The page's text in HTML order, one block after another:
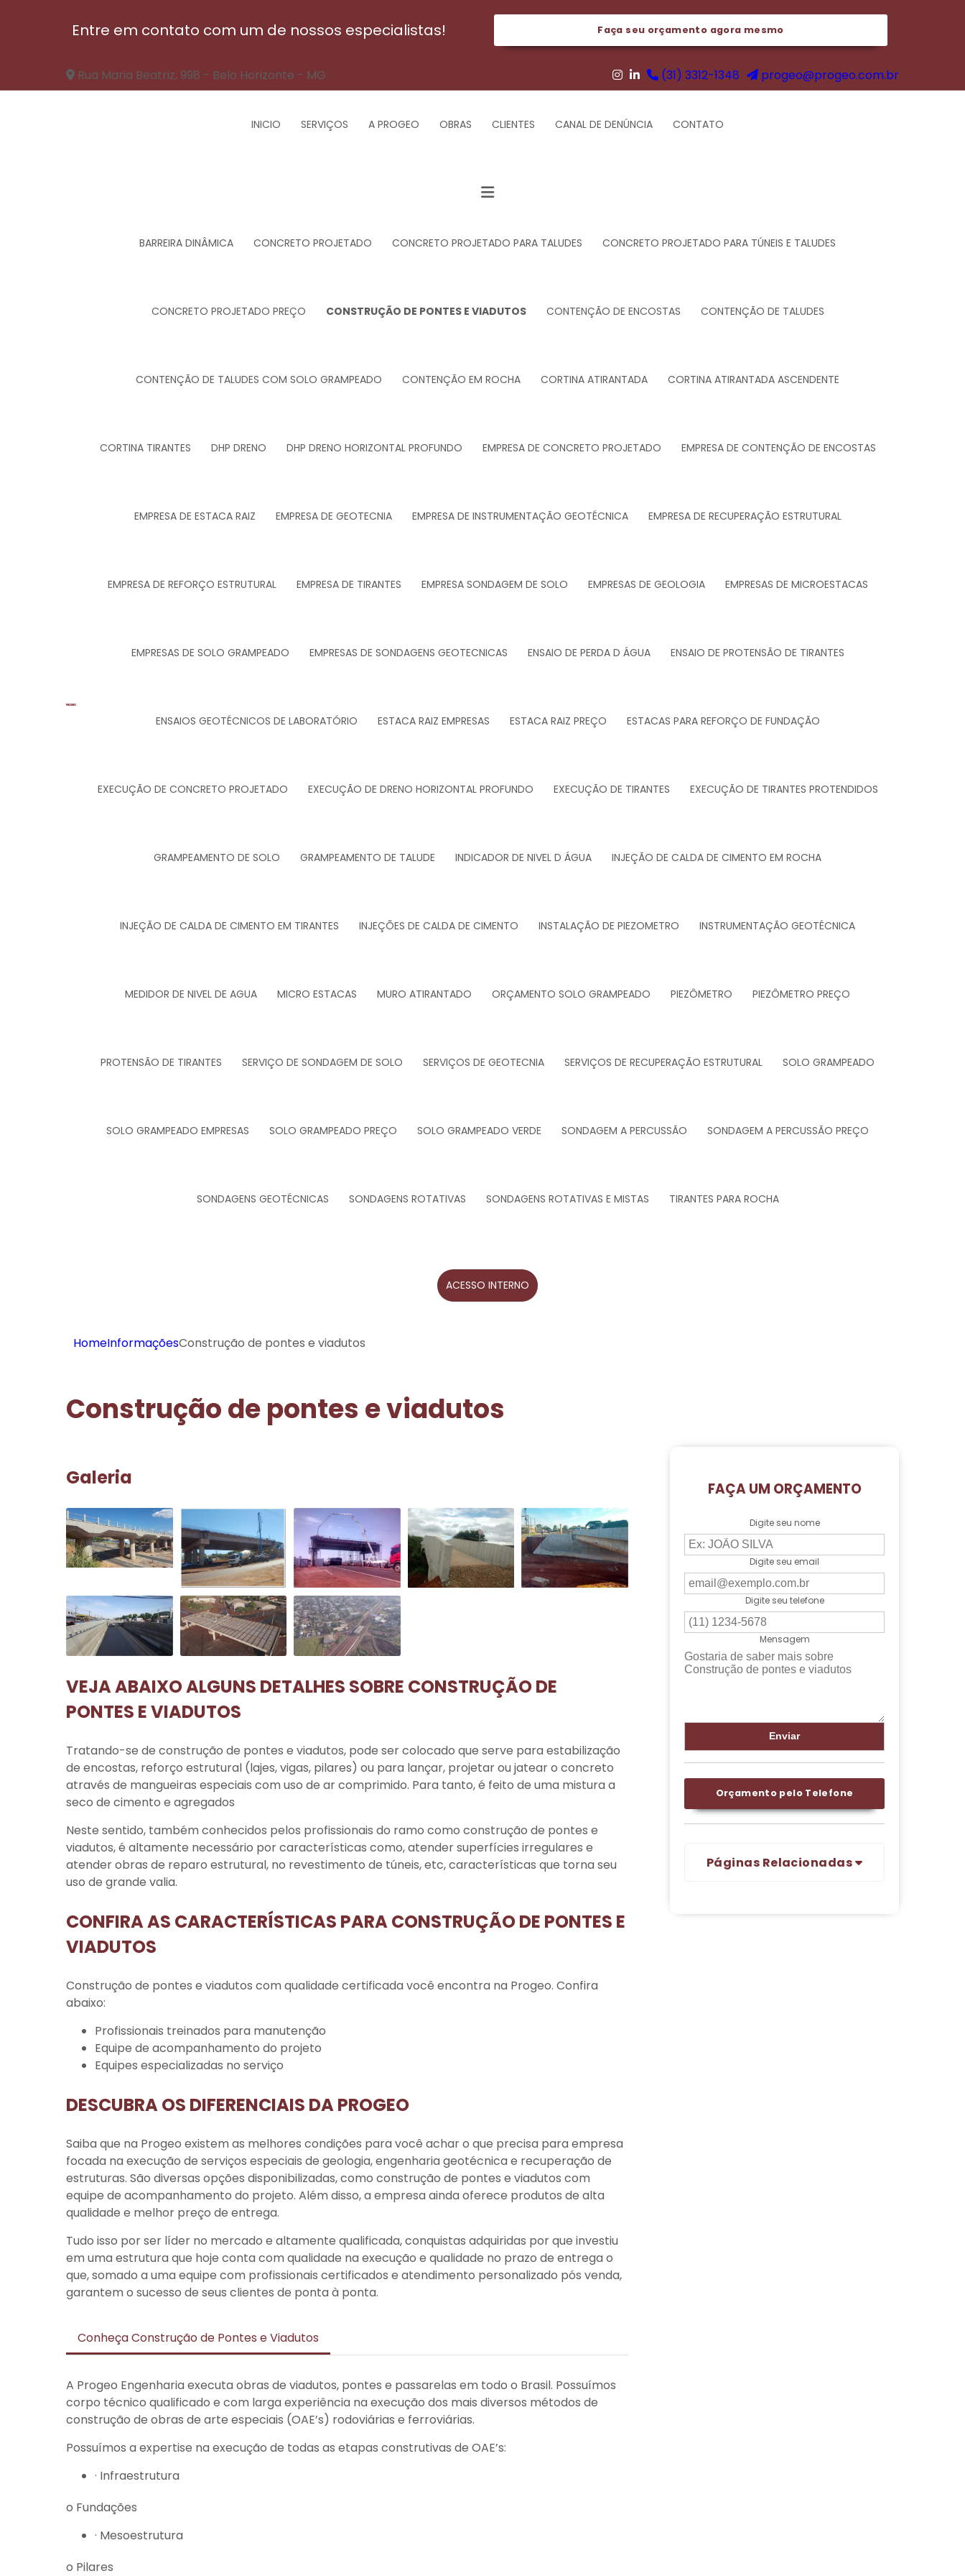
Entre em contato com um de nossos especialistas! Faça seu orçamento agora mesmo
Rua Maria Beatriz, 998 - Belo Horizonte - MG (31) 3312-1348 progeo@progeo.com.br
INICIO SERVIÇOS A PROGEO OBRAS CLIENTES CANAL DE DENÚNCIA CONTATO
BARREIRA DINÂMICA CONCRETO PROJETADO CONCRETO PROJETADO PARA TALUDES CONCRETO PROJETADO PARA TÚNEIS E TALUDES
CONCRETO PROJETADO PREÇO CONSTRUÇÃO DE PONTES E VIADUTOS CONTENÇÃO DE ENCOSTAS CONTENÇÃO DE TALUDES
CONTENÇÃO DE TALUDES COM SOLO GRAMPEADO CONTENÇÃO EM ROCHA CORTINA ATIRANTADA CORTINA ATIRANTADA ASCENDENTE
CORTINA TIRANTES DHP DRENO DHP DRENO HORIZONTAL PROFUNDO EMPRESA DE CONCRETO PROJETADO EMPRESA DE CONTENÇÃO DE ENCOSTAS
EMPRESA DE ESTACA RAIZ EMPRESA DE GEOTECNIA EMPRESA DE INSTRUMENTAÇÃO GEOTÉCNICA EMPRESA DE RECUPERAÇÃO ESTRUTURAL
EMPRESA DE REFORÇO ESTRUTURAL EMPRESA DE TIRANTES EMPRESA SONDAGEM DE SOLO EMPRESAS DE GEOLOGIA EMPRESAS DE MICROESTACAS
EMPRESAS DE SOLO GRAMPEADO EMPRESAS DE SONDAGENS GEOTECNICAS ENSAIO DE PERDA D ÁGUA ENSAIO DE PROTENSÃO DE TIRANTES
ENSAIOS GEOTÉCNICOS DE LABORATÓRIO ESTACA RAIZ EMPRESAS ESTACA RAIZ PREÇO ESTACAS PARA REFORÇO DE FUNDAÇÃO
EXECUÇÃO DE CONCRETO PROJETADO EXECUÇÃO DE DRENO HORIZONTAL PROFUNDO EXECUÇÃO DE TIRANTES EXECUÇÃO DE TIRANTES PROTENDIDOS
GRAMPEAMENTO DE SOLO GRAMPEAMENTO DE TALUDE INDICADOR DE NIVEL D ÁGUA INJEÇÃO DE CALDA DE CIMENTO EM ROCHA
INJEÇÃO DE CALDA DE CIMENTO EM TIRANTES INJEÇÕES DE CALDA DE CIMENTO INSTALAÇÃO DE PIEZOMETRO INSTRUMENTAÇÃO GEOTÉCNICA
MEDIDOR DE NIVEL DE AGUA MICRO ESTACAS MURO ATIRANTADO ORÇAMENTO SOLO GRAMPEADO PIEZÔMETRO PIEZÔMETRO PREÇO
PROTENSÃO DE TIRANTES SERVIÇO DE SONDAGEM DE SOLO SERVIÇOS DE GEOTECNIA SERVIÇOS DE RECUPERAÇÃO ESTRUTURAL SOLO GRAMPEADO
SOLO GRAMPEADO EMPRESAS SOLO GRAMPEADO PREÇO SOLO GRAMPEADO VERDE SONDAGEM A PERCUSSÃO SONDAGEM A PERCUSSÃO PREÇO
SONDAGENS GEOTÉCNICAS SONDAGENS ROTATIVAS SONDAGENS ROTATIVAS E MISTAS TIRANTES PARA ROCHA
ACESSO INTERNO
HomeInformaçõesConstrução de pontes e viadutos
Construção de pontes e viadutos
Galeria
VEJA ABAIXO ALGUNS DETALHES SOBRE CONSTRUÇÃO DE
PONTES E VIADUTOS
Tratando-se de construção de pontes e viadutos, pode ser colocado que serve para estabilização
de encostas, reforço estrutural (lajes, vigas, pilares) ou para lançar, projetar ou jatear o concreto
através de mangueiras especiais com uso de ar comprimido. Para tanto, é feito de uma mistura a
seco de cimento e agregados
Neste sentido, também conhecidos pelos profissionais do ramo como construção de pontes e
viadutos, é altamente necessário por características como, atender superfícies irregulares e
atender obras de reparo estrutural, no revestimento de túneis, etc, características que torna seu
uso de grande valia.
CONFIRA AS CARACTERÍSTICAS PARA CONSTRUÇÃO DE PONTES E
VIADUTOS
Construção de pontes e viadutos com qualidade certificada você encontra na Progeo. Confira
abaixo:
profissionais treinados para manutenção
equipe de acompanhamento do projeto
equipes especializadas no serviço
DESCUBRA OS DIFERENCIAIS DA PROGEO
Saiba que na Progeo existem as melhores condições para você achar o que precisa para empresa
focada na execução de serviços especiais de geologia, engenharia geotécnica e recuperação de
estruturas. São diversas opções disponibilizadas, como construção de pontes e viadutos com
equipe de acompanhamento do projeto. Além disso, a empresa ainda oferece produtos de alta
qualidade e melhor preço de entrega.
Tudo isso por ser líder no mercado e altamente qualificada, conquistas adquiridas por que investiu
em uma estrutura que hoje conta com qualidade na execução e qualidade no prazo de entrega o
que, somado a uma equipe com profissionais certificados e atendimento personalizado pós venda,
garantem o sucesso de seus clientes de ponta à ponta.
Conheça Construção de Pontes e Viadutos
A Progeo Engenharia executa obras de viadutos, pontes e passarelas em todo o Brasil. Possuímos
corpo técnico qualificado e com larga experiência na execução dos mais diversos métodos de
construção de obras de arte especiais (OAE’s) rodoviárias e ferroviárias.
Possuímos a expertise na execução de todas as etapas construtivas de OAE’s:
· Infraestrutura
o Fundações
· Mesoestrutura
o Pilares
FAÇA UM ORÇAMENTO
Digite seu nome
Digite seu email
Digite seu telefone
Mensagem
Orçamento pelo Telefone
Páginas Relacionadas